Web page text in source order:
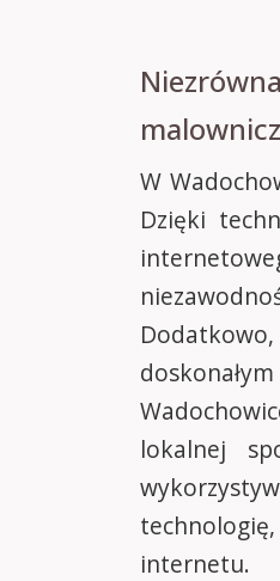
W
Dzięki
lokalnej
internetu.